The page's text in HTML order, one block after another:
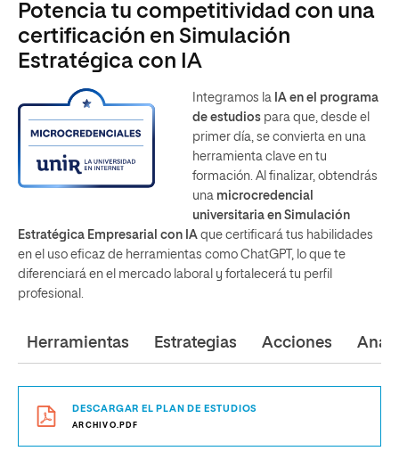
Potencia tu competitividad con una
certificación en Simulación
Estratégica con IA
Integramos la IA en el programa
de estudios para que, desde el
primer día, se convierta en una
herramienta clave en tu
formación. Al finalizar, obtendrás
una microcredencial
universitaria en Simulación
Estratégica Empresarial con IA que certificará tus habilidades
en el uso eficaz de herramientas como ChatGPT, lo que te
diferenciará en el mercado laboral y fortalecerá tu perfil
profesional.
Herramientas Estrategias Acciones
DESCARGAR EL PLAN DE ESTUDIOS
ARCHIVO.PDF